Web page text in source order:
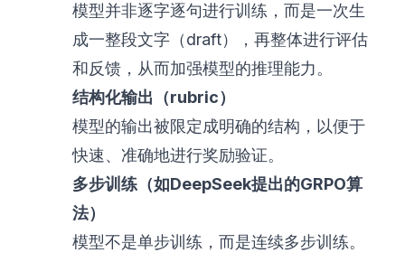
模型并非逐字逐句进行训练，而是一次生
成一整段文字（draft），再整体进行评估
和反馈，从而加强模型的推理能力。
结构化输出（rubric）
模型的输出被限定成明确的结构，以便于
快速、准确地进行奖励验证。
多步训练（如DeepSeek提出的GRPO算
法）
模型不是单步训练，而是连续多步训练。